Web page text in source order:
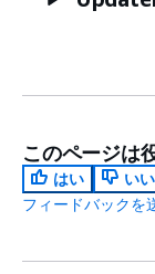
このページは
はい
い
フィードバックを